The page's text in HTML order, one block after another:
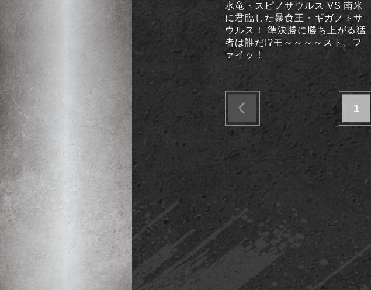
水竜・スピノサウルス VS 南米
に君臨した暴食王・ギガノトサ
ウルス！ 準決勝に勝ち上がる猛
者は誰だ!?モ～～～～スト、フ
ァイッ！
1